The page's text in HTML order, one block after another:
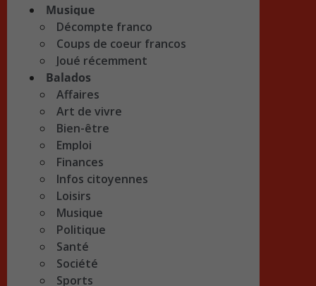
Musique
Décompte franco
Coups de coeur francos
Joué récemment
Balados
Affaires
Art de vivre
Bien-être
Emploi
Finances
Infos citoyennes
Loisirs
Musique
Politique
Santé
Société
Sports